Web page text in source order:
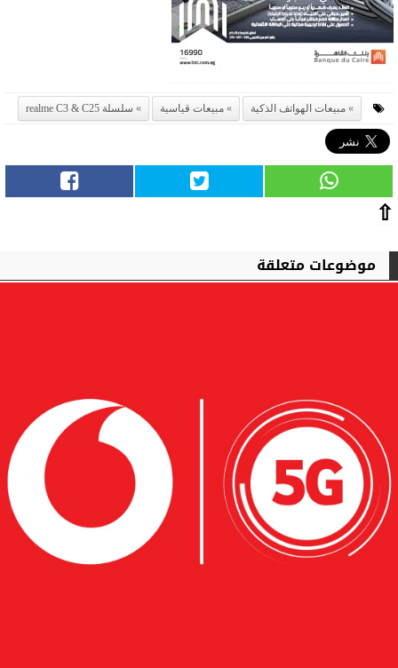
مبيعات الهواتف الذكية مبيعات قياسية سلسلة realme C3 & C25
⇧
موضوعات متعلقة